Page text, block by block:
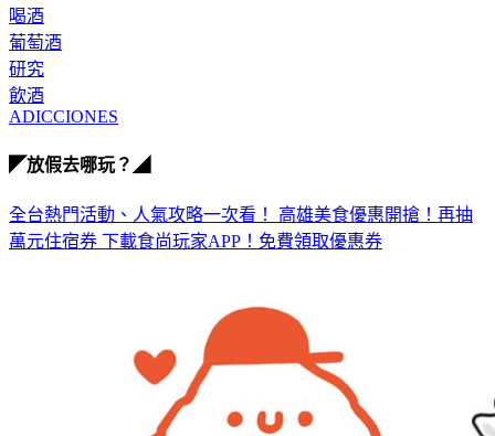
喝酒
葡萄酒
研究
飲酒
ADICCIONES
◤放假去哪玩？◢
全台熱門活動、人氣攻略一次看！ 高雄美食優惠開搶！再抽
萬元住宿券 下載食尚玩家APP！免費領取優惠券